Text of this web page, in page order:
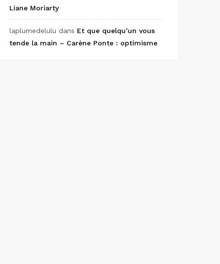
Liane Moriarty
laplumedelulu dans Et que quelqu’un vous
tende la main – Carène Ponte : optimisme